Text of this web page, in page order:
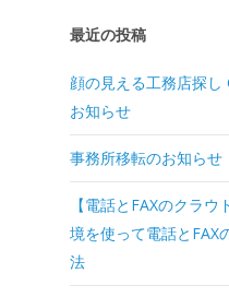
最近の投稿
顔の見える工務店探
お知らせ
事務所移転のお知らせ
【電話とFAXのクラ
境を使って電話とFAX
法